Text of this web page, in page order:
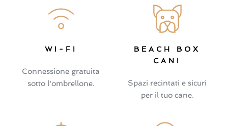
WI-FI
Connessione gratuita
sotto l'ombrellone.
BEACH BOX
CANI
Spazi recintati e sicuri
per il tuo cane.